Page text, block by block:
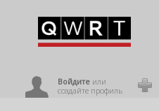
Войдитеили
создайте профиль